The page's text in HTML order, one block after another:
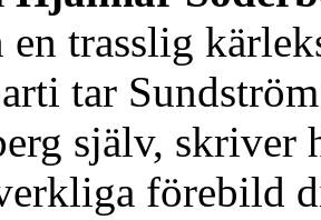
en trasslig
tar
själv, skriver
förebild